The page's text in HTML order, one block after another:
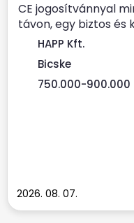
CE jogosítvánnyal
távon, egy biztos és
dolgoznál? Állítsd...
HAPP Kft.
Bicske
750.000-
2026. 08. 07.